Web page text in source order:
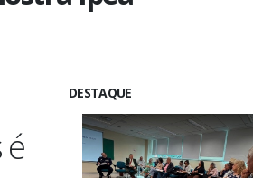
DESTAQUE